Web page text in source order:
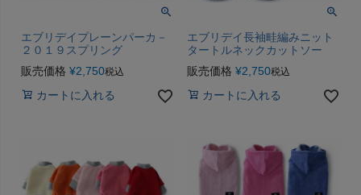
エブリデイプレーンパーカ－
２０１９スプリング
販売価格 ¥2,750税込
カートに入れる
エブリデイ長袖畦編みニット
タートルネックカットソー
販売価格 ¥2,750税込
カートに入れる